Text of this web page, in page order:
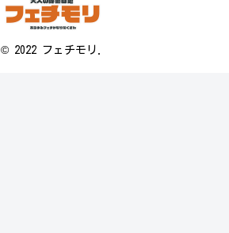
© 2022 フェチモリ.